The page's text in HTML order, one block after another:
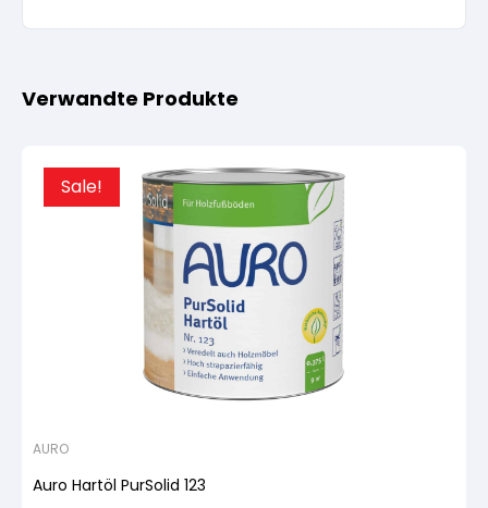
Verwandte Produkte
Sale!
AURO
Auro Hartöl PurSolid 123